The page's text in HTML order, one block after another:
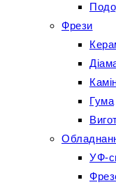
Фрези
Гума
УФ-